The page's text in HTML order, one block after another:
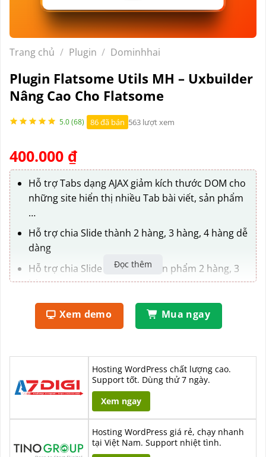
Trang chủ / Plugin / Dominhhai
Plugin Flatsome Utils MH – Uxbuilder
Nâng Cao Cho Flatsome
5.0 (68) 86 đã bán 563 lượt xem
400.000 ₫
Hỗ trợ Tabs dạng AJAX giảm kích thước DOM cho
những site hiển thị nhiều Tab bài viết, sản phẩm
…
Hỗ trợ chia Slide thành 2 hàng, 3 hàng, 4 hàng dễ
dàng
Hỗ trợ chia Slide danh mục sản phẩm 2 hàng, 3
hàng…
Phân trang dạng số trang
Phân trang dạng Loadmore, Nút tải thêm
Đọc thêm
Xem demo Mua ngay
Hosting WordPress chất lượng cao.
Support tốt. Dùng thử 7 ngày.
Xem ngay
Hosting WordPress giá rẻ, chạy nhanh
tại Việt Nam. Support nhiệt tình.